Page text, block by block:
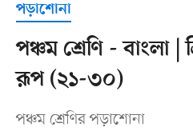
পড়াশোনা
পঞ্চম শ্রেণি - বাংলা |
রূপ (২১-৩০)
পঞ্চম শ্রেণির পড়াশোনা